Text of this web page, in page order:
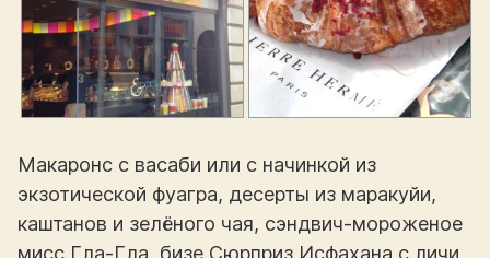
Макаронс с васаби или с начинкой из
экзотической фуагра, десерты из маракуйи,
каштанов и зелёного чая, сэндвич-мороженое
мисс Гла-Гла, бизе Сюрприз Исфахана с личи